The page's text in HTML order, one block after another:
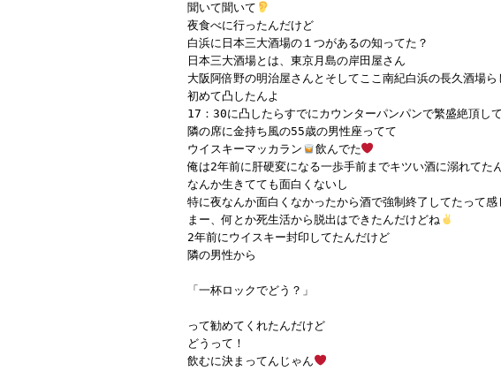
聞いて聞いて
夜食べに行ったんだけど
白浜に日本三大酒場の１つがあるの知ってた？
日本三大酒場とは、東京月島の岸田屋さん
大阪阿倍野の明治屋さんとそしてここ南紀白浜の長久酒場
初めて凸したんよ
17：30に凸したらすでにカウンターパンパンで繁盛絶頂して
隣の席に金持ち風の55歳の男性座ってて
ウイスキーマッカラン
飲んでた
俺は2年前に肝硬変になる一歩手前までキツい酒に溺れてた
なんか生きてても面白くないし
特に夜なんか面白くなかったから酒で強制終了してたって感
まー、何とか死生活から脱出はできたんだけどね
2年前にウイスキー封印してたんだけど
隣の男性から
「一杯ロックでどう？」
って勧めてくれたんだけど
どうって！
飲むに決まってんじゃん